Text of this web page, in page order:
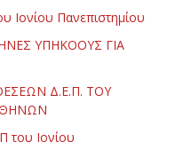
Ιονίου Πανεπιστημίου
ΥΠΗΚΟΟΥΣ ΓΙΑ
Δ.Ε.Π. ΤΟΥ
του Ιονίου